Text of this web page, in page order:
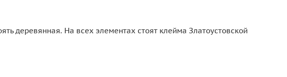
деревянная. На всех элементах стоят клейма Златоустовской